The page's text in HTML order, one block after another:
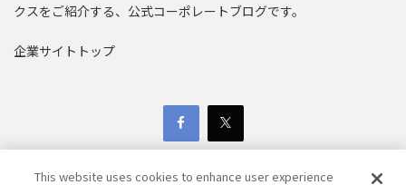
クスをご紹介する、公式コーポレートブログです。
企業サイトトップ
This website uses cookies to enhance user experience